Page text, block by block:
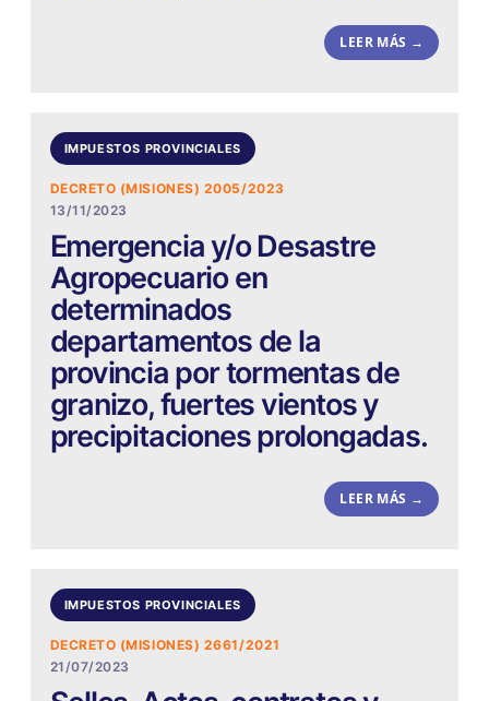
LEER MÁS →
IMPUESTOS PROVINCIALES
DECRETO (MISIONES) 2005/2023
13/11/2023
Emergencia y/o Desastre
Agropecuario en
determinados
departamentos de la
provincia por tormentas de
granizo, fuertes vientos y
precipitaciones prolongadas.
LEER MÁS →
IMPUESTOS PROVINCIALES
DECRETO (MISIONES) 2661/2021
21/07/2023